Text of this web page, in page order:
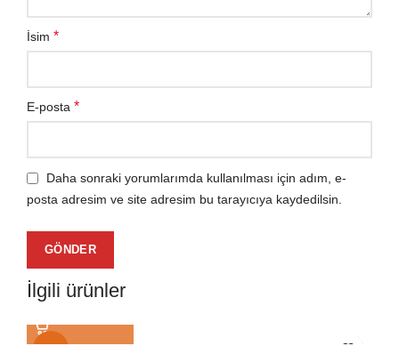
İsim *
E-posta *
Daha sonraki yorumlarımda kullanılması için adım, e-
posta adresim ve site adresim bu tarayıcıya kaydedilsin.
İlgili ürünler